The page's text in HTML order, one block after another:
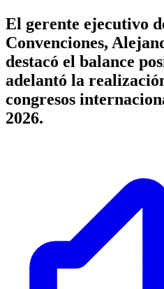
El gerente ejecutivo
Convenciones,
destacó el balance
adelantó la
congresos
2026.